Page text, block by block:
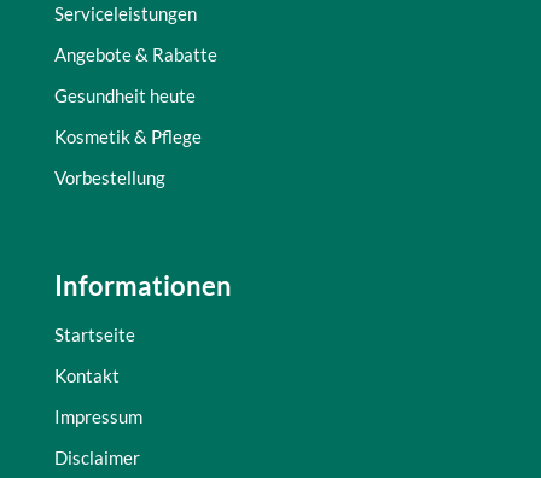
Serviceleistungen
Angebote & Rabatte
Gesundheit heute
Kosmetik & Pflege
Vorbestellung
Informationen
Startseite
Kontakt
Impressum
Disclaimer